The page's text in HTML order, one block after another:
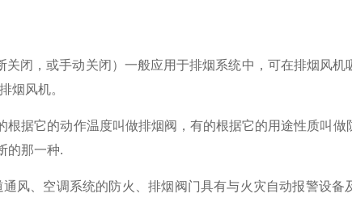
闭，或手动关闭）一般应用于排烟系统中，可在排烟风机
烟风机。
据它的动作温度叫做排烟阀，有的根据它的用途性质叫做
的那一种.
风、空调系统的防火、排烟阀门具有与火灾自动报警设备